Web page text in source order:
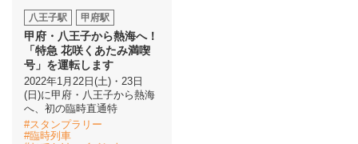
特集
連載
中央線フェス
イベント情報
八王子駅 甲府駅
甲府・八王子から熱海へ！
「特急 花咲くあたみ満喫
号」を運転します
2022年1月22日(土)・23日
(日)に甲府・八王子から熱海
へ、初の臨時直通特
#スタンプラリー
#臨時列車